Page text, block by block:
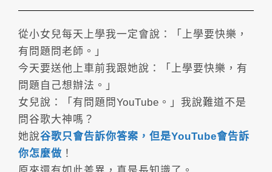
從小女兒每天上學我一定會說：「上學要快樂，
有問題問老師。」
今天要送他上車前我跟她說：「上學要快樂，有
問題自己想辦法。」
女兒說：「有問題問YouTube。」我說難道不是
問谷歌大神嗎？
她說谷歌只會告訴你答案，但是YouTube會告訴
你怎麼做 ！